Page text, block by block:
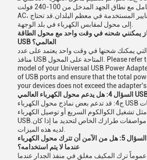
الدولي ويمكنه التعامل مع نطاق الجهد المدخل من 100-240 فولت
AC، والذي يغطي المعايير المستخدمة في معظم البلدان.قد تحتاج
كم جهاز يمكنني شحنه في وقت واحد مع محول الطاقة
USB العالمي؟
التي يمكنك شحنها في وقت واحد يعتمد على عدد
منافذ USB المتاحة على المحول. Please refer to the specific
model of your Universal USB Power
of USB ports and ensure that the total
your devices does not exceed the
ج4: قد تدعم بعض نماذج محول الكهرباء USB العالمي تقنيات
تشغيل الكوالكوم السريع أو توصيل الكهرباء
USB.الرجاء التحقق من مواصفات طرازك الخاص لتحديد ما إذا كان
السؤال 5: هل من الآمن أن تترك محول الكهرباء USB العالمي مغلقًا
عندما لا يتم استخدامه؟
عموماً ترك المكيف مغلق في منفذ الجدار عندما